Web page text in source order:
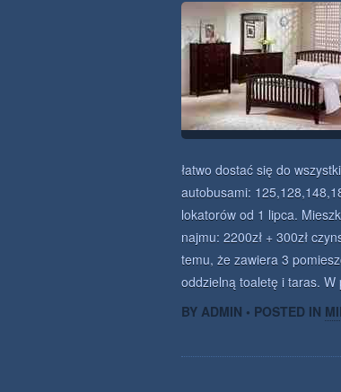
łatwo dostać się do
autobusami:
lokatorów od 1 lipca.
najmu: 2200zł + 300zł
temu, że zawiera 3
oddzielną toaletę i taras. W
BY ADMIN • POSTED IN